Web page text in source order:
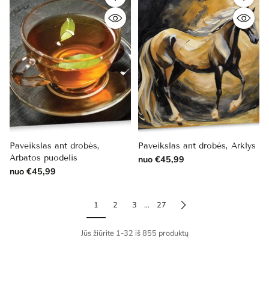
Kiekis
Paveikslas ant drobės,
Arbatos puodelis
nuo €45,99
Kiekis
Paveikslas ant drobės, Arklys
nuo €45,99
1 2 3 … 27
Jūs žiūrite 1-32 iš 855 produktų